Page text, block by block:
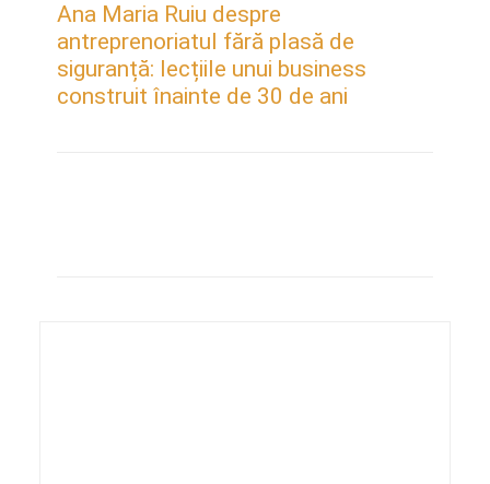
Ana Maria Ruiu despre
antreprenoriatul fără plasă de
siguranță: lecțiile unui business
construit înainte de 30 de ani